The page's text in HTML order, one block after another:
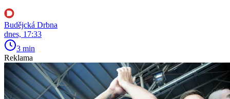
Budějcká Drbna
dnes, 17:33
3 min
Reklama